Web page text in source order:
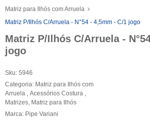
Matriz para Ilhós com Arruela
Matriz P/Ilhós C/Arruela - N°54 - 4,5mm - C/1 jogo
Matriz P/Ilhós C/Arruela -
jogo
Sku: 5946
Categoria: Matriz para Ilhós com
Arruela
Acessórios Costura
Matrizes Matriz para Ilhós
Marca: Pipe Variani